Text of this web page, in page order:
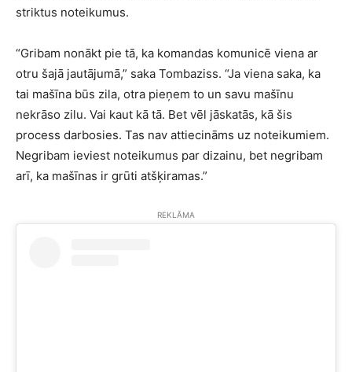
striktus noteikumus.
“Gribam nonākt pie tā, ka komandas komunicē viena ar
otru šajā jautājumā,” saka Tombaziss. “Ja viena saka, ka
tai mašīna būs zila, otra pieņem to un savu mašīnu
nekrāso zilu. Vai kaut kā tā. Bet vēl jāskatās, kā šis
process darbosies. Tas nav attiecināms uz noteikumiem.
Negribam ieviest noteikumus par dizainu, bet negribam
arī, ka mašīnas ir grūti atšķiramas.”
REKLĀMA